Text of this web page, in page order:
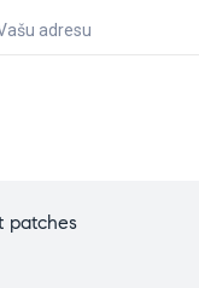
adresu
patches